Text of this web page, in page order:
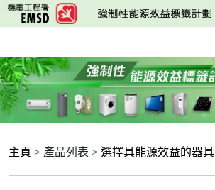
跳
至
要
內
容
主頁 > 產品列表 > 選擇具能源效益的器具